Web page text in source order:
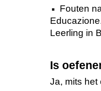
Fouten
Leerling in
Is
Ja, mits het